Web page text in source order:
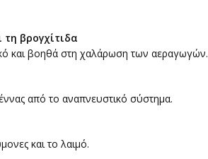
βρογχίτιδα
και βοηθά στη χαλάρωση των αεραγωγών.
από το αναπνευστικό σύστημα.
και το λαιμό.